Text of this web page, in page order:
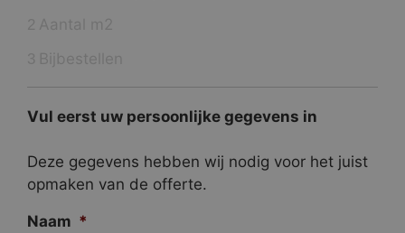
Vul eerst uw persoonlijke gegevens in
Deze gegevens hebben wij nodig voor het juist
opmaken van de offerte.
Naam *